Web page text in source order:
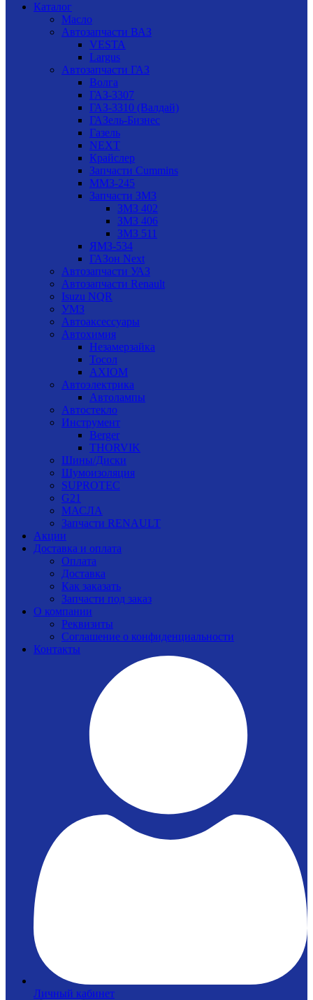
Каталог
Масло
Автозапчасти ВАЗ
VESTA
Largus
Автозапчасти ГАЗ
Волга
ГАЗ-3307
ГАЗ-3310 (Валдай)
ГАЗель-Бизнес
Газель
NEXT
Крайслер
Запчасти Cummins
ММЗ-245
Запчасти ЗМЗ
ЗМЗ 402
ЗМЗ 406
ЗМЗ 511
ЯМЗ-534
ГАЗон Next
Автозапчасти УАЗ
Автозапчасти Renault
Isuzu NQR
УМЗ
Автоаксессуары
Автохимия
Незамерзайка
Тосол
AXIOM
Автоэлектрика
Автолампы
Автостекло
Инструмент
Berger
THORVIK
Шины/Диски
Шумоизоляция
SUPROTEC
G21
МАСЛА
Запчасти RENAULT
Акции
Доставка и оплата
Оплата
Доставка
Как заказать
Запчасти под заказ
О компании
Реквизиты
Соглашение о конфиденциальности
Контакты
Личный кабинет